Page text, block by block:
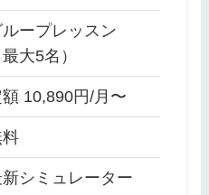
ループレッスン
最大5名）
額 10,890円/月〜
シミュレーター